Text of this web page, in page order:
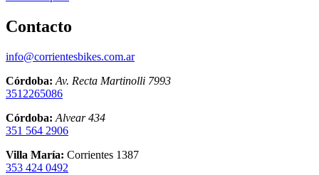
Contacto
info@corrientesbikes.com.ar
Córdoba: Av. Recta Martinolli 7993
3512265086
Córdoba: Alvear 434
351 564 2906
Villa María: Corrientes 1387
353 424 0492